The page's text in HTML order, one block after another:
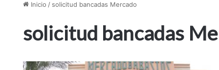
Inicio / solicitud bancadas Mercado
solicitud bancadas